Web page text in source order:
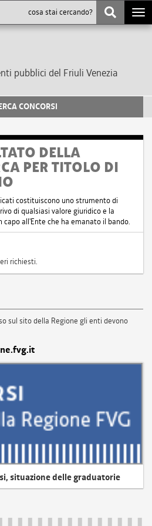
pubblici del Friuli Venezia
CONCORSI
DELLA
PER TITOLO DI
costituiscono uno strumento di
di qualsiasi valore giuridico e la
all'Ente che ha emanato il bando.
richiesti.
sul sito della Regione gli enti devono
situazione delle graduatorie